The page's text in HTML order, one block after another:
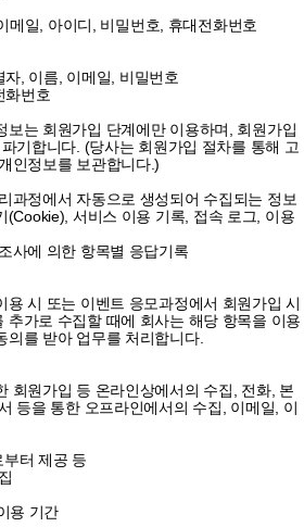
메일, 아이디, 비밀번호, 휴대전화번호
, 이름, 이메일, 비밀번호
화번호
는 회원가입 단계에만 이용하며, 회원가입
기합니다. (당사는 회원가입 절차를 통해 고
인정보를 보관합니다.)
과정에서 자동으로 생성되어 수집되는 정보
(Cookie), 서비스 이용 기록, 접속 로그, 이용
사에 의한 항목별 응답기록
용 시 또는 이벤트 응모과정에서 회원가입 시
추가로 수집할 때에 회사는 해당 항목을 이용
의를 받아 업무를 처리합니다.
회원가입 등 온라인상에서의 수집, 전화, 본
등을 통한 오프라인에서의 수집, 이메일, 이
터 제공 등
용 기간